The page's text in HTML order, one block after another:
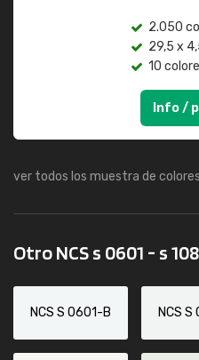
2.050
29,5 x
10
Info /
ver todos los muestra de
Otro NCS s 0601 - s
NCS S 0601-B NCS